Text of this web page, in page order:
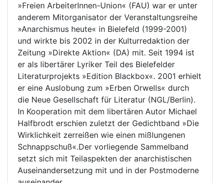
»Freien ArbeiterInnen-Union« (FAU) war er unter
anderem Mitorganisator der Veranstaltungsreihe
»Anarchismus heute« in Bielefeld (1999-2001)
und wirkte bis 2002 in der Kulturredaktion der
Zeitung »Direkte Aktion« (DA) mit. Seit 1994 ist
er als libertärer Lyriker Teil des Bielefelder
Literaturprojekts »Edition Blackbox«. 2001 erhielt
er eine Auslobung zum »Erben Orwells« durch
die Neue Gesellschaft für Literatur (NGL/Berlin).
In Kooperation mit dem libertären Autor Michael
Halfbrodt erschien zuletzt der Gedichtband »Die
Wirklichkeit zerreißen wie einen mißlungenen
Schnappschuß«.Der vorliegende Sammelband
setzt sich mit Teilaspekten der anarchistischen
Auseinandersetzung mit und in der Postmoderne